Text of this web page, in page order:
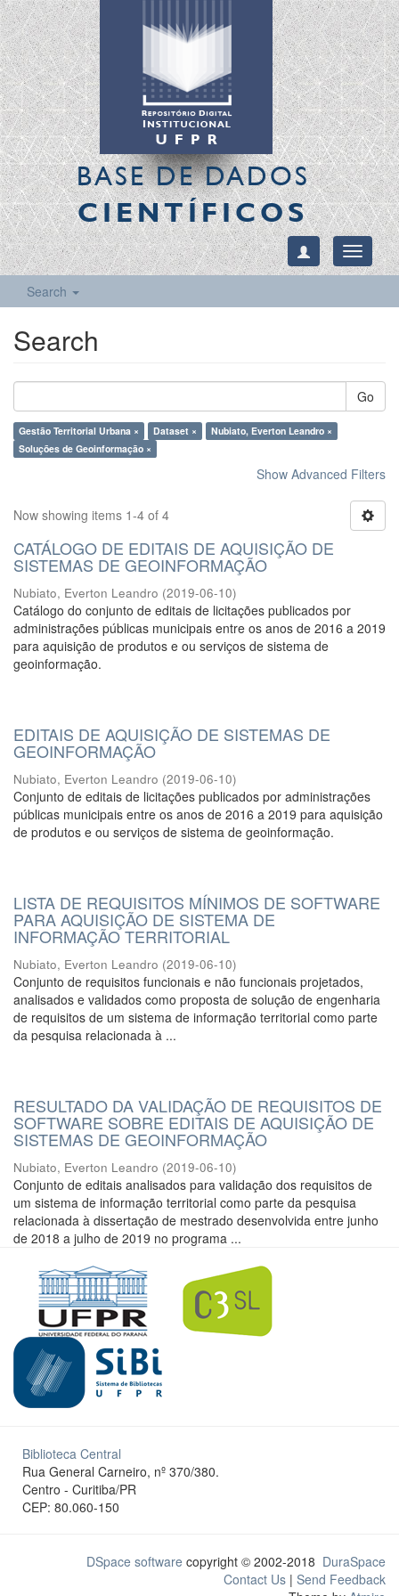
BASE DE DADOS
CIENTÍFICOS
Toggle
Search
Search
Go
Gestão Territorial Urbana × Dataset ×
Nubiato, Everton Leandro ×
Soluções de Geoinformação ×
Show Advanced Filters
Now showing items 1-4 of 4
CATÁLOGO DE EDITAIS DE AQUISIÇÃO DE
SISTEMAS DE GEOINFORMAÇÃO
Nubiato, Everton Leandro (2019-06-10)
Catálogo do conjunto de editais de licitações publicados por
administrações públicas municipais entre os anos de 2016 a 2019
para aquisição de produtos e ou serviços de sistema de
geoinformação.
EDITAIS DE AQUISIÇÃO DE SISTEMAS DE
GEOINFORMAÇÃO
Nubiato, Everton Leandro (2019-06-10)
Conjunto de editais de licitações publicados por administrações
públicas municipais entre os anos de 2016 a 2019 para aquisição
de produtos e ou serviços de sistema de geoinformação.
LISTA DE REQUISITOS MÍNIMOS DE SOFTWARE
PARA AQUISIÇÃO DE SISTEMA DE
INFORMAÇÃO TERRITORIAL
Nubiato, Everton Leandro (2019-06-10)
Conjunto de requisitos funcionais e não funcionais projetados,
analisados e validados como proposta de solução de engenharia
de requisitos de um sistema de informação territorial como parte
da pesquisa relacionada à ...
RESULTADO DA VALIDAÇÃO DE REQUISITOS DE
SOFTWARE SOBRE EDITAIS DE AQUISIÇÃO DE
SISTEMAS DE GEOINFORMAÇÃO
Nubiato, Everton Leandro (2019-06-10)
Conjunto de editais analisados para validação dos requisitos de
um sistema de informação territorial como parte da pesquisa
relacionada à dissertação de mestrado desenvolvida entre junho
de 2018 a julho de 2019 no programa ...
Biblioteca Central
Rua General Carneiro, nº 370/380.
Centro - Curitiba/PR
CEP: 80.060-150
DSpace software copyright © 2002-2018 DuraSpace
Contact Us | Send Feedback